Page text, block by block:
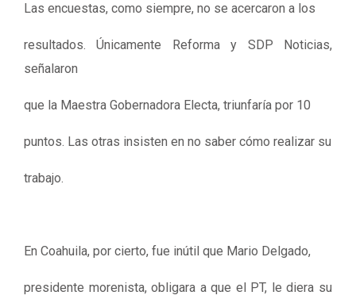
Las encuestas, como siempre, no se acercaron a los
resultados. Únicamente Reforma y SDP Noticias,
señalaron
que la Maestra Gobernadora Electa, triunfaría por 10
puntos. Las otras insisten en no saber cómo realizar su
trabajo.
En Coahuila, por cierto, fue inútil que Mario Delgado,
presidente morenista, obligara a que el PT, le diera su